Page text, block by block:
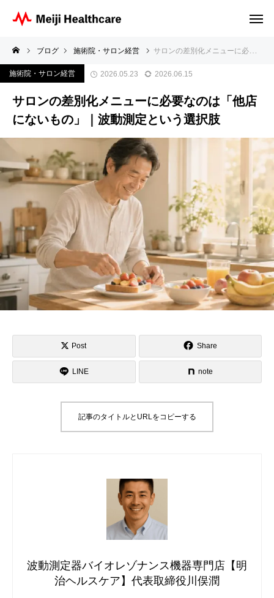
ブログ 施術院・サロン経営 サロンの差別化メニューに必要なのは「他店にないもの」｜波動測定という選択肢
施術院・サロン経営 2026.05.23 2026.06.15
サロンの差別化メニューに必要なのは「他店
にないもの」｜波動測定という選択肢
Post Share
LINE note
記事のタイトルとURLをコピーする
波動測定器バイオレゾナンス機器専門店【明
治ヘルスケア】代表取締役川俣潤